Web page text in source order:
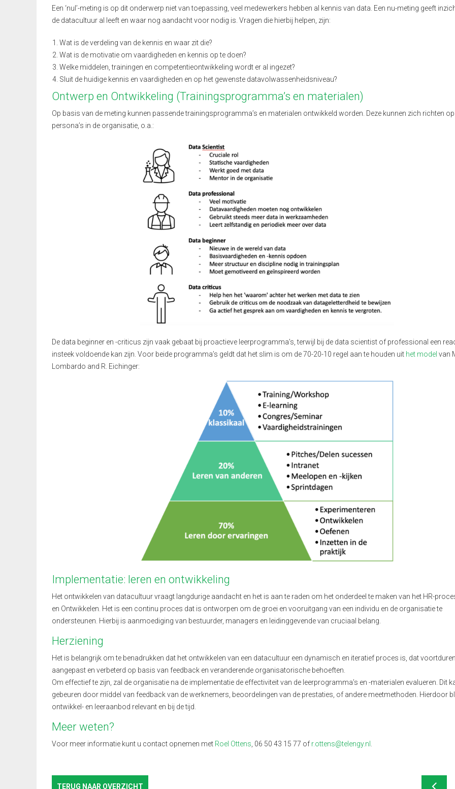
Een ‘nul’-meting is op dit onderwerp niet van toepassing, veel medewerkers hebben al kennis van data. Een nu-meting geeft
de datacultuur al leeft en waar nog aandacht voor nodig is. Vragen die hierbij helpen, zijn:
Wat is de verdeling van de kennis en waar zit die?
Wat is de motivatie om vaardigheden en kennis op te doen?
Welke middelen, trainingen en competentieontwikkeling wordt er al ingezet?
Sluit de huidige kennis en vaardigheden en op het gewenste datavolwassenheidsniveau?
Ontwerp en Ontwikkeling (Trainingsprogramma’s en materialen)
Op basis van de meting kunnen passende trainingsprogramma’s en materialen ontwikkeld worden. Deze kunnen zich richten op
persona’s in de organisatie, o.a.:
De data beginner en -criticus zijn vaak gebaat bij proactieve leerprogramma’s, terwijl bij de data scientist of professional een
insteek voldoende kan zijn. Voor beide programma’s geldt dat het slim is om de 70-20-10 regel aan te houden uit het model van
Lombardo and R. Eichinger:
Implementatie: leren en ontwikkeling
Het ontwikkelen van datacultuur vraagt langdurige aandacht en het is aan te raden om het onderdeel te maken van het HR-
en Ontwikkelen. Het is een continu proces dat is ontworpen om de groei en vooruitgang van een individu en de organisatie te
ondersteunen. Hierbij is aanmoediging van bestuurder, managers en leidinggevende van cruciaal belang.
Herziening
Het is belangrijk om te benadrukken dat het ontwikkelen van een datacultuur een dynamisch en iteratief proces is, dat
aangepast en verbeterd op basis van feedback en veranderende organisatorische behoeften.
Om effectief te zijn, zal de organisatie na de implementatie de effectiviteit van de leerprogramma’s en -materialen evalueren. Dit
gebeuren door middel van feedback van de werknemers, beoordelingen van de prestaties, of andere meetmethoden. Hierdoor
ontwikkel- en leeraanbod relevant en bij de tijd.
Meer weten?
Voor meer informatie kunt u contact opnemen met Roel Ottens, 06 50 43 15 77 of r.ottens@telengy.nl .
TERUG NAAR OVERZICHT